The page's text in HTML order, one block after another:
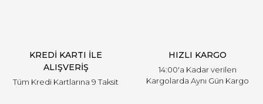
KREDİ KARTI İLE
ALIŞVERİŞ
Tüm Kredi Kartlarına 9 Taksit
HIZLI KARGO
14:00'a Kadar verilen
Kargolarda Aynı Gün Kargo